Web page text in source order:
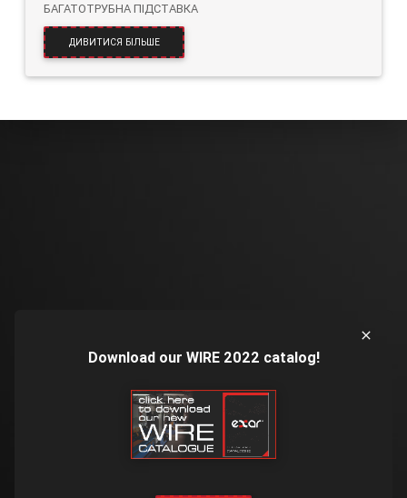
БАГАТОТРУБНА ПІДСТАВКА
ДИВИТИСЯ БІЛЬШЕ
Download our WIRE 2022 catalog!